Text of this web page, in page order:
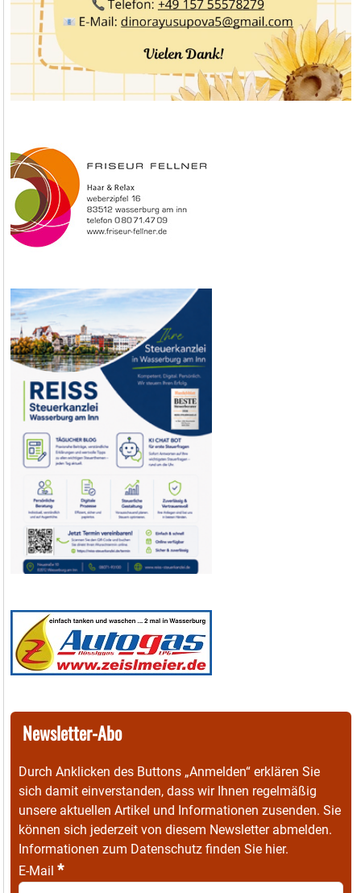
Newsletter-Abo
Durch Anklicken des Buttons „Anmelden“ erklären Sie
sich damit einverstanden, dass wir Ihnen regelmäßig
unsere aktuellen Artikel und Informationen zusenden. Sie
können sich jederzeit von diesem Newsletter abmelden.
Informationen zum Datenschutz finden Sie hier.
E-Mail *